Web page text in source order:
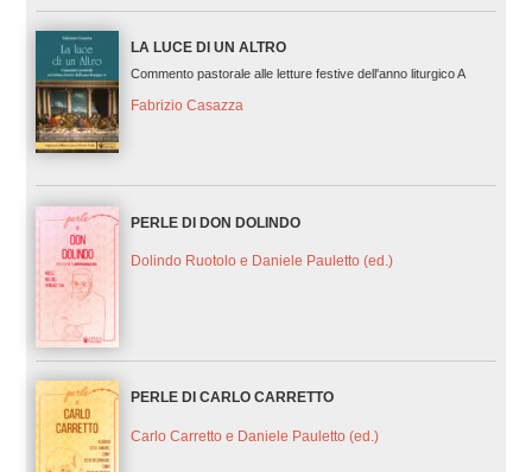
LA LUCE DI UN ALTRO
Commento pastorale alle letture festive dell'anno liturgico A
Fabrizio Casazza
PERLE DI DON DOLINDO
Dolindo Ruotolo e Daniele Pauletto (ed.)
PERLE DI CARLO CARRETTO
Carlo Carretto e Daniele Pauletto (ed.)